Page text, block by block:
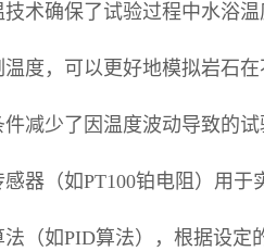
术确保了试验过程中水浴
度，可以更好地模拟岩石
减少了因温度波动导致的
器（如PT100铂电阻）用
（如PID算法），根据设